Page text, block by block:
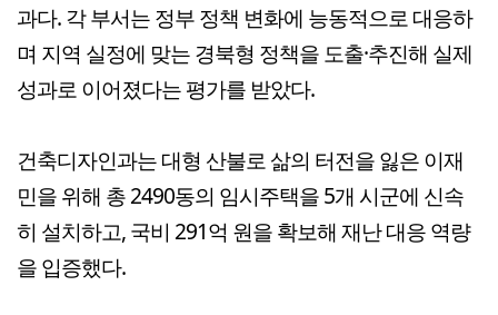
과다. 각 부서는 정부 정책 변화에 능동적으로 대응하
며 지역 실정에 맞는 경북형 정책을 도출·추진해 실제
성과로 이어졌다는 평가를 받았다.
건축디자인과는 대형 산불로 삶의 터전을 잃은 이재
민을 위해 총 2490동의 임시주택을 5개 시군에 신속
히 설치하고, 국비 291억 원을 확보해 재난 대응 역량
을 입증했다.